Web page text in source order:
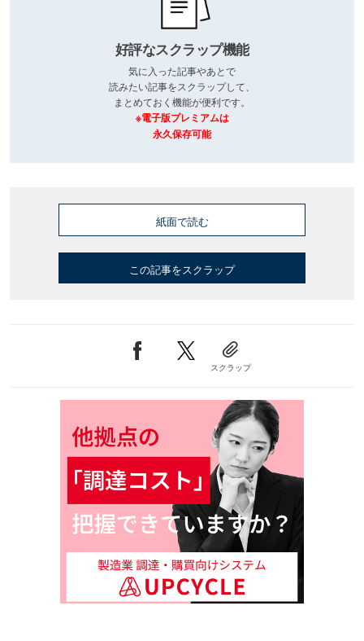
好評なスクラップ機能
気に入った記事やあとで
読みたい記事をスクラップして、
まとめておく機能が便利です。
※電子版プレミアムは
永久保存可能
紙面で読む
この記事をスクラップ
スクラップ